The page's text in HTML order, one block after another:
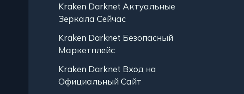
Kraken Darknet Актуальные
Зеркала Сейчас
Kraken Darknet Безопасный
Маркетплейс
Kraken Darknet Вход на
Официальный Сайт